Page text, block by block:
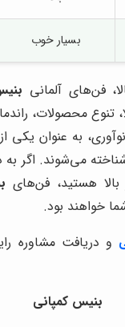
بسیار خوب
فن‌های آلمانی
تنوع محصولات،
به عنوان یکی
می‌شوند. اگر به
هستید، فن‌های
خواهند بود.
و دریافت مشاوره
بنیس کمپانی